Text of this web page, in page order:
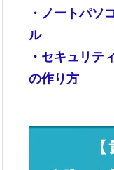
・ノートパソ
ル
・セキュリテ
の作り方